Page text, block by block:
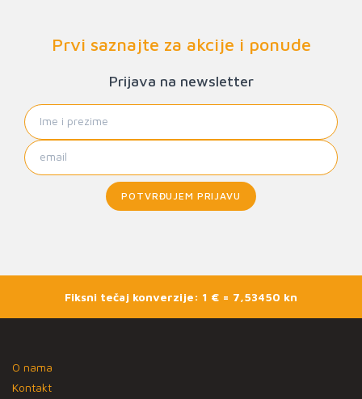
Prvi saznajte za akcije i ponude
Prijava na newsletter
POTVRĐUJEM PRIJAVU
Fiksni tečaj konverzije: 1 € = 7,53450 kn
O nama
Kontakt